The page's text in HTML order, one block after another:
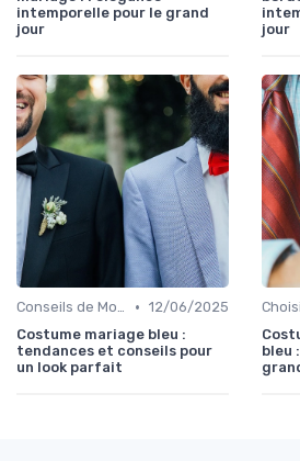
intemporelle pour le grand
jour
jour
Conseils de Mode pour le Marié • 12/06/2025
Costume mariage bleu :
tendances et conseils pour
un look parfait
bleu